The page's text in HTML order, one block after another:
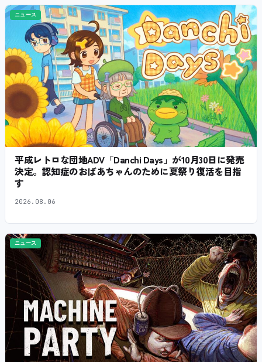
ニュース
平成レトロな団地ADV「Danchi Days」が10月30日に発売
決定。認知症のおばあちゃんのために夏祭り復活を目指
す
2026.08.06
ニュース